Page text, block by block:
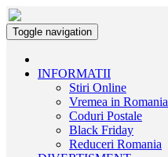
Toggle navigation
INFORMATII
Stiri Online
Vremea in Romania
Coduri Postale
Black Friday
Reduceri Romania